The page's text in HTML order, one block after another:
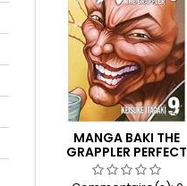
MANGA BAKI THE
GRAPPLER PERFECT
EDITION TOME 09